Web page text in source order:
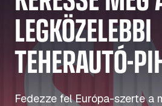
LEGKÖZELEBBI
TEHERAUTÓ-
Fedezze fel Európa-szerte a